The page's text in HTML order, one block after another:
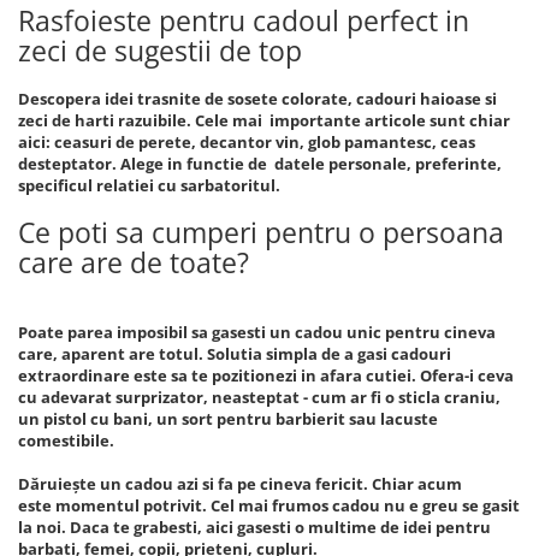
Rasfoieste pentru cadoul perfect in
zeci de sugestii de top
Descopera idei trasnite de sosete colorate, cadouri haioase si
zeci de harti razuibile. Cele mai importante articole sunt chiar
aici: ceasuri de perete, decantor vin, glob pamantesc, ceas
desteptator. Alege in functie de datele personale, preferinte,
specificul relatiei cu sarbatoritul.
Ce poti sa cumperi pentru o persoana
care are de toate?
Poate parea imposibil sa gasesti un cadou unic pentru cineva
care, aparent are totul. Solutia simpla de a gasi cadouri
extraordinare este sa te pozitionezi in afara cutiei. Ofera-i ceva
cu adevarat surprizator, neasteptat - cum ar fi o sticla craniu,
un pistol cu bani, un sort pentru barbierit sau lacuste
comestibile.
Dăruiește un cadou azi si fa pe cineva fericit. Chiar acum
este momentul potrivit. Cel mai frumos cadou nu e greu se gasit
la noi. Daca te grabesti, aici gasesti o multime de idei pentru
barbati, femei, copii, prieteni, cupluri.